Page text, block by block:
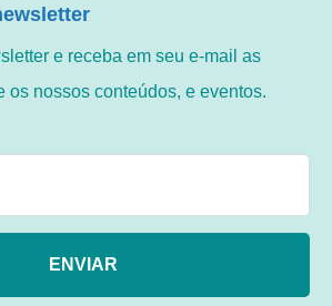
e receba em seu e-mail as
os nossos conteúdos, e eventos.
ENVIAR